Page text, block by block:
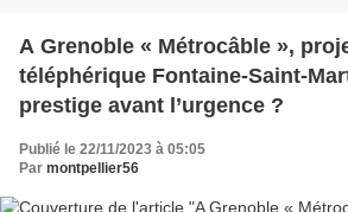
A Grenoble « Métrocâble »,
téléphérique Fontaine-Saint-
prestige avant l’urgence ?
Publié le 22/11/2023 à 05:05
Par montpellier56